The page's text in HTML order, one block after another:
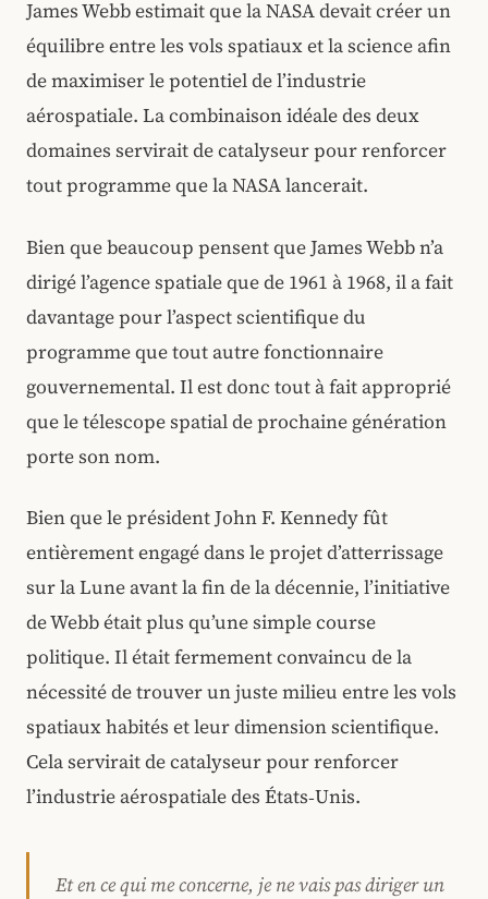
James Webb estimait que la NASA devait créer un
équilibre entre les vols spatiaux et la science afin
de maximiser le potentiel de l’industrie
aérospatiale. La combinaison idéale des deux
domaines servirait de catalyseur pour renforcer
tout programme que la NASA lancerait.
Bien que beaucoup pensent que James Webb n’a
dirigé l’agence spatiale que de 1961 à 1968, il a fait
davantage pour l’aspect scientifique du
programme que tout autre fonctionnaire
gouvernemental. Il est donc tout à fait approprié
que le télescope spatial de prochaine génération
porte son nom.
Bien que le président John F. Kennedy fût
entièrement engagé dans le projet d’atterrissage
sur la Lune avant la fin de la décennie, l’initiative
de Webb était plus qu’une simple course
politique. Il était fermement convaincu de la
nécessité de trouver un juste milieu entre les vols
spatiaux habités et leur dimension scientifique.
Cela servirait de catalyseur pour renforcer
l’industrie aérospatiale des États‑Unis.
Et en ce qui me concerne, je ne vais pas diriger un